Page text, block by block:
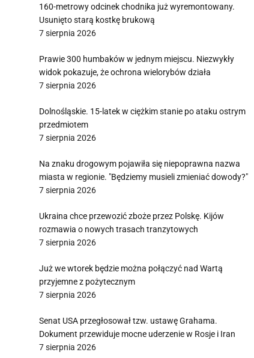
160-metrowy odcinek chodnika już wyremontowany.
Usunięto starą kostkę brukową
7 sierpnia 2026
Prawie 300 humbaków w jednym miejscu. Niezwykły
widok pokazuje, że ochrona wielorybów działa
7 sierpnia 2026
Dolnośląskie. 15-latek w ciężkim stanie po ataku ostrym
przedmiotem
7 sierpnia 2026
Na znaku drogowym pojawiła się niepoprawna nazwa
miasta w regionie. "Będziemy musieli zmieniać dowody?"
7 sierpnia 2026
Ukraina chce przewozić zboże przez Polskę. Kijów
rozmawia o nowych trasach tranzytowych
7 sierpnia 2026
Już we wtorek będzie można połączyć nad Wartą
przyjemne z pożytecznym
7 sierpnia 2026
Senat USA przegłosował tzw. ustawę Grahama.
Dokument przewiduje mocne uderzenie w Rosje i Iran
7 sierpnia 2026